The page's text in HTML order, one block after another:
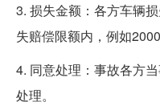
3. 损失金额：各方车辆
失赔偿限额内，例如2000
4. 同意处理：事故各方
处理。